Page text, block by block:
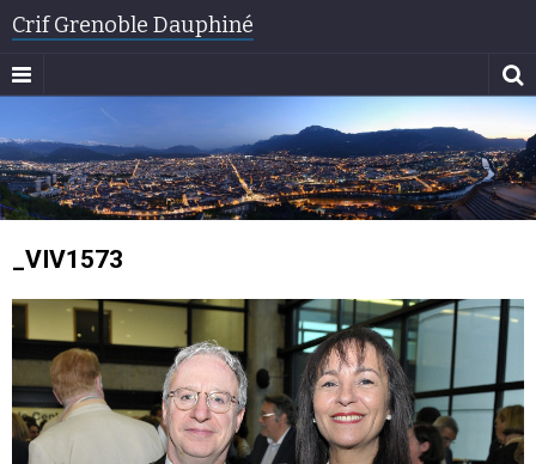
Crif Grenoble Dauphiné
_VIV1573